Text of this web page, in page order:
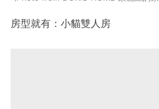
房型就有：小貓雙人房